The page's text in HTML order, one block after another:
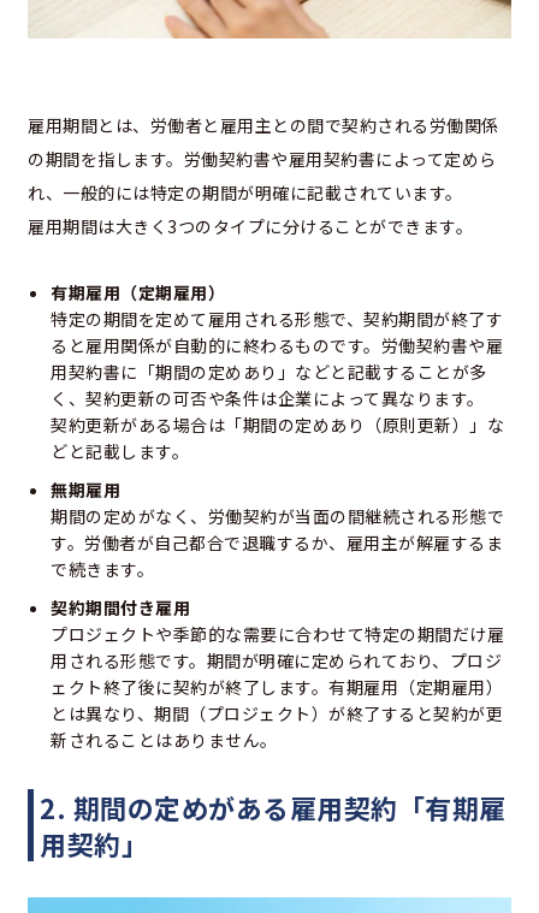
雇用期間とは、労働者と雇用主との間で契約される労働関係
の期間を指します。労働契約書や雇用契約書によって定めら
れ、一般的には特定の期間が明確に記載されています。
雇用期間は大きく3つのタイプに分けることができます。
有期雇用（定期雇用）
特定の期間を定めて雇用される形態で、契約期間が終了す
ると雇用関係が自動的に終わるものです。労働契約書や雇
用契約書に「期間の定めあり」などと記載することが多
く、契約更新の可否や条件は企業によって異なります。
契約更新がある場合は「期間の定めあり（原則更新）」な
どと記載します。
無期雇用
期間の定めがなく、労働契約が当面の間継続される形態で
す。労働者が自己都合で退職するか、雇用主が解雇するま
で続きます。
契約期間付き雇用
プロジェクトや季節的な需要に合わせて特定の期間だけ雇
用される形態です。期間が明確に定められており、プロジ
ェクト終了後に契約が終了します。有期雇用（定期雇用）
とは異なり、期間（プロジェクト）が終了すると契約が更
新されることはありません。
2. 期間の定めがある雇用契約「有期雇
用契約」